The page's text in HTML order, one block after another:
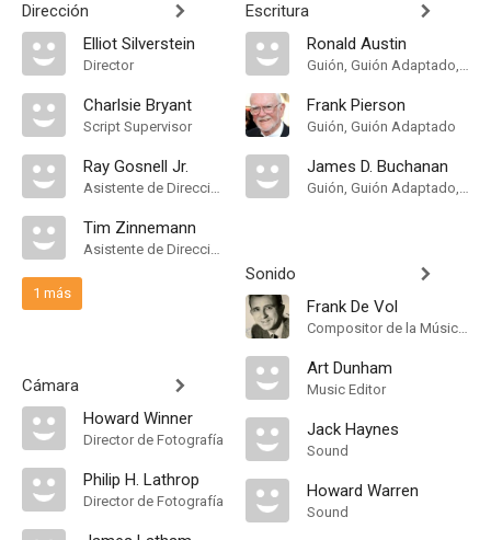
Dirección
Elliot Silverstein
Director
Charlsie Bryant
Script Supervisor
Ray Gosnell Jr.
Asistente de Dirección
Tim Zinnemann
Asistente de Dirección
1 más
Cámara
Howard Winner
Director de Fotografía
Philip H. Lathrop
Director de Fotografía
Escritura
Ronald Austin
Guión, Guión Adaptado, Historia
Frank Pierson
Guión, Guión Adaptado
James D. Buchanan
Guión, Guión Adaptado, Historia
Sonido
Frank De Vol
Compositor de la Música Original
Art Dunham
Music Editor
Jack Haynes
Sound
Howard Warren
Sound